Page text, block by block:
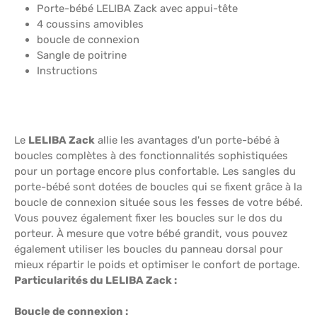
Porte-bébé LELIBA Zack avec appui-tête
4 coussins amovibles
boucle de connexion
Sangle de poitrine
Instructions
Le LELIBA Zack allie les avantages d'un porte-bébé à
boucles complètes à des fonctionnalités sophistiquées
pour un portage encore plus confortable. Les sangles du
porte-bébé sont dotées de boucles qui se fixent grâce à la
boucle de connexion située sous les fesses de votre bébé.
Vous pouvez également fixer les boucles sur le dos du
porteur. À mesure que votre bébé grandit, vous pouvez
également utiliser les boucles du panneau dorsal pour
mieux répartir le poids et optimiser le confort de portage.
Particularités du LELIBA Zack :
Boucle de connexion :